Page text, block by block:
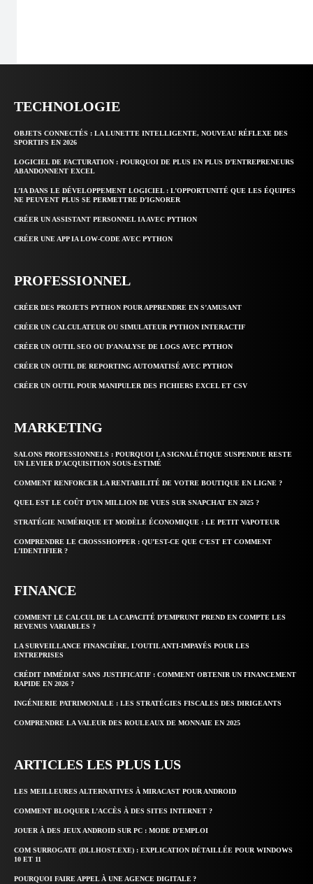
TECHNOLOGIE
OBJETS CONNECTÉS : LA LUNETTE INTELLIGENTE, NOUVEAU RÉFLEXE DES
SPORTIFS EN 2026
LOGICIEL DE FACTURATION : POURQUOI DE PLUS EN PLUS D’ENTREPRENEURS
ABANDONNENT EXCEL
L’IA DANS LE DÉVELOPPEMENT LOGICIEL : L’OPPORTUNITÉ QUE LES ÉQUIPES
NE PEUVENT PLUS SE PERMETTRE D’IGNORER
CRÉER UN ASSISTANT PERSONNEL IA AVEC PYTHON
CRÉER UNE APP IA LOW-CODE AVEC PYTHON
PROFESSIONNEL
CRÉER DES PROJETS PYTHON POUR APPRENDRE EN S’AMUSANT
CRÉER UN CALCULATEUR OU SIMULATEUR PYTHON INTERACTIF
CRÉER UN OUTIL SEO OU D’ANALYSE DE LOGS AVEC PYTHON
CRÉER UN OUTIL DE REPORTING AUTOMATISÉ AVEC PYTHON
CRÉER UN OUTIL POUR MANIPULER DES FICHIERS EXCEL ET CSV
MARKETING
SALONS PROFESSIONNELS : POURQUOI LA SIGNALÉTIQUE SUSPENDUE RESTE
UN LEVIER D’ACQUISITION SOUS-ESTIMÉ
COMMENT RENFORCER LA RENTABILITÉ DE VOTRE BOUTIQUE EN LIGNE ?
QUEL EST LE COÛT D’UN MILLION DE VUES SUR SNAPCHAT EN 2025 ?
STRATÉGIE NUMÉRIQUE ET MODÈLE ÉCONOMIQUE : LE PETIT VAPOTEUR
COMPRENDRE LE CROSSSHOPPER : QU’EST-CE QUE C’EST ET COMMENT
L’IDENTIFIER ?
FINANCE
COMMENT LE CALCUL DE LA CAPACITÉ D’EMPRUNT PREND EN COMPTE LES
REVENUS VARIABLES ?
LA SURVEILLANCE FINANCIÈRE, L’OUTIL ANTI-IMPAYÉS POUR LES
ENTREPRISES
CRÉDIT IMMÉDIAT SANS JUSTIFICATIF : COMMENT OBTENIR UN FINANCEMENT
RAPIDE EN 2026 ?
INGÉNIERIE PATRIMONIALE : LES STRATÉGIES FISCALES DES DIRIGEANTS
COMPRENDRE LA VALEUR DES ROULEAUX DE MONNAIE EN 2025
ARTICLES LES PLUS LUS
LES MEILLEURES ALTERNATIVES À MIRACAST POUR ANDROID
COMMENT BLOQUER L’ACCÈS À DES SITES INTERNET ?
JOUER À DES JEUX ANDROID SUR PC : MODE D’EMPLOI
COM SURROGATE (DLLHOST.EXE) : EXPLICATION DÉTAILLÉE POUR WINDOWS
10 ET 11
POURQUOI FAIRE APPEL À UNE AGENCE DIGITALE ?